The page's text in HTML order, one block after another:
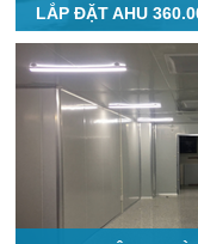
LẮP ĐẶT AHU